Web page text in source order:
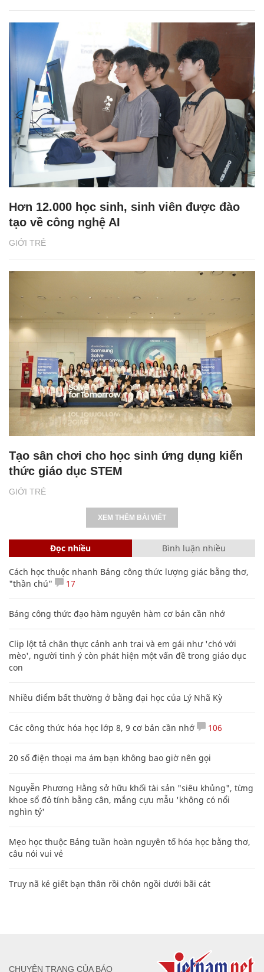
GIỚI TRẺ
Hơn 12.000 học sinh, sinh viên được đào
tạo về công nghệ AI
GIỚI TRẺ
Tạo sân chơi cho học sinh ứng dụng kiến
thức giáo dục STEM
XEM THÊM BÀI VIẾT
Đọc nhiều Bình luận nhiều
Cách học thuộc nhanh Bảng công thức lượng giác bằng thơ,
"thần chú"
17
Bảng công thức đạo hàm nguyên hàm cơ bản cần nhớ
Clip lột tả chân thực cảnh anh trai và em gái như 'chó với
mèo', người tinh ý còn phát hiện một vấn đề trong giáo dục
con
Nhiều điểm bất thường ở bằng đại học của Lý Nhã Kỳ
Các công thức hóa học lớp 8, 9 cơ bản cần nhớ 106
20 số điện thoại ma ám bạn không bao giờ nên gọi
Nguyễn Phương Hằng sở hữu khối tài sản "siêu khủng", từng
khoe sổ đỏ tính bằng cân, mắng cựu mẫu 'không có nổi
nghìn tỷ'
Mẹo học thuộc Bảng tuần hoàn nguyên tố hóa học bằng thơ,
câu nói vui vẻ
Truy nã kẻ giết bạn thân rồi chôn ngồi dưới bãi cát
CHUYÊN TRANG CỦA BÁO